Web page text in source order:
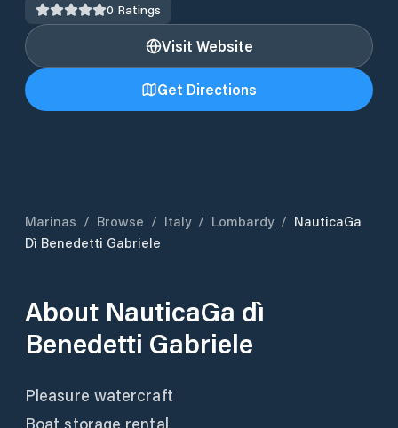
0 Ratings
Visit Website
Get Directions
Marinas / Browse / Italy / Lombardy / NauticaGa
Dì Benedetti Gabriele
About NauticaGa dì
Benedetti Gabriele
Pleasure watercraft
Boat storage rental